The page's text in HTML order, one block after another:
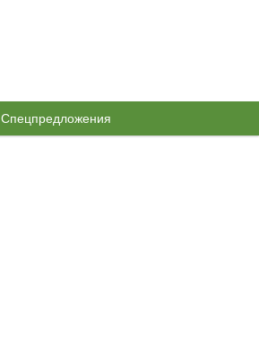
Спецпредложения